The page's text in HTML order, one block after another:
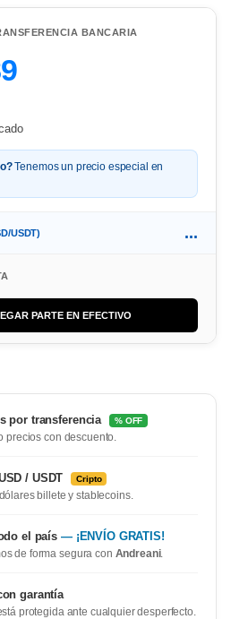
BANCARIA
Tenemos un precio especial en
USDT) ...
PARTE EN EFECTIVO
por transferencia % OFF
precios con descuento.
/ USDT Cripto
billete y stablecoins.
el país — ¡ENVÍO GRATIS!
de forma segura con Andreani.
garantía
protegida ante cualquier desperfecto.